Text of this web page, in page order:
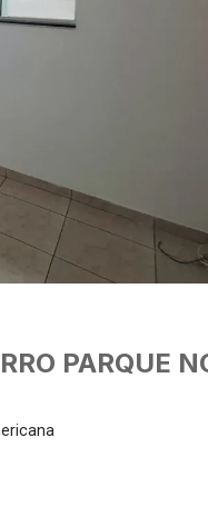
PARQUE